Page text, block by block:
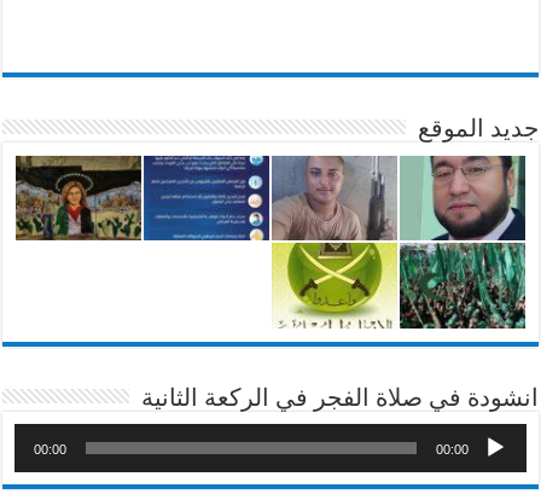
جديد الموقع
انشودة في صلاة الفجر في الركعة الثانية
00:00
00:00